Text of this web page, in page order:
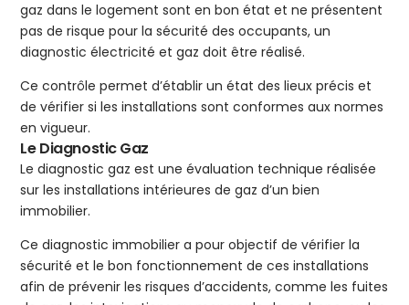
gaz dans le logement sont en bon état et ne présentent
pas de risque pour la sécurité des occupants, un
diagnostic électricité et gaz doit être réalisé.
Ce contrôle permet d’établir un état des lieux précis et
de vérifier si les installations sont conformes aux normes
en vigueur.
Le Diagnostic Gaz
Le diagnostic gaz est une évaluation technique réalisée
sur les installations intérieures de gaz d’un bien
immobilier.
Ce diagnostic immobilier a pour objectif de vérifier la
sécurité et le bon fonctionnement de ces installations
afin de prévenir les risques d’accidents, comme les fuites